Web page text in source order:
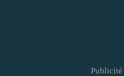
Publicité